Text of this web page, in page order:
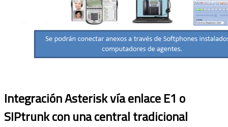
Integración Asterisk vía enlace E1 o
SIPtrunk con una central tradicional